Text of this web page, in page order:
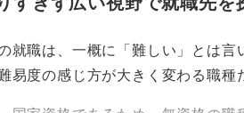
就職は、一概に「難しい」とは言
易度の感じ方が大きく変わる職種